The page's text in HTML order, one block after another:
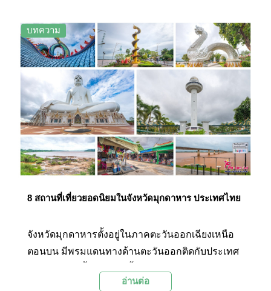
รองที่หลายคนประทับใจ วันนี้ทาง Palanla จะพาทุก
ท่านไปท่องเที่ยวกันยัง 8 สถานที่ท่องเที่ยวยอดนิยม
ในจังหวัดอุทัยธานี ซึ่งจะมีที่ไหนบ้างนั้นไปชมกันเลย
บทความ
8 สถานที่เที่ยวยอดนิยมในจังหวัดมุกดาหาร ประเทศไทย
จังหวัดมุกดาหารตั้งอยู่ในภาคตะวันออกเฉียงเหนือ
ตอนบน มีพรมแดนทางด้านตะวันออกติดกับประเทศ
มุกดาหารมีสถานที่ท่องเที่ยวหลายแห่งทั้งธรรมชาติ
อ่านต่อ